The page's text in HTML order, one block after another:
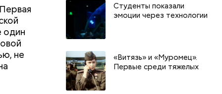
один
не
Студенты показали
эмоции через технологии
«Витязь» и «Муромец».
Первые среди тяжелых